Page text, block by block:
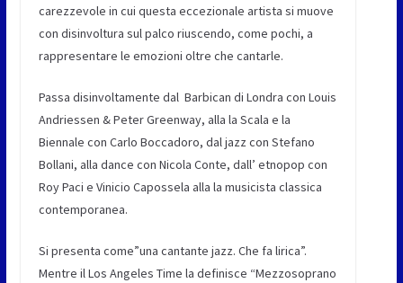
carezzevole in cui questa eccezionale artista si muove
con disinvoltura sul palco riuscendo, come pochi, a
rappresentare le emozioni oltre che cantarle.
Passa disinvoltamente dal Barbican di Londra con Louis
Andriessen & Peter Greenway, alla la Scala e la
Biennale con Carlo Boccadoro, dal jazz con Stefano
Bollani, alla dance con Nicola Conte, dall’ etnopop con
Roy Paci e Vinicio Capossela alla la musicista classica
contemporanea.
Si presenta come”una cantante jazz. Che fa lirica”.
Mentre il Los Angeles Time la definisce “Mezzosoprano